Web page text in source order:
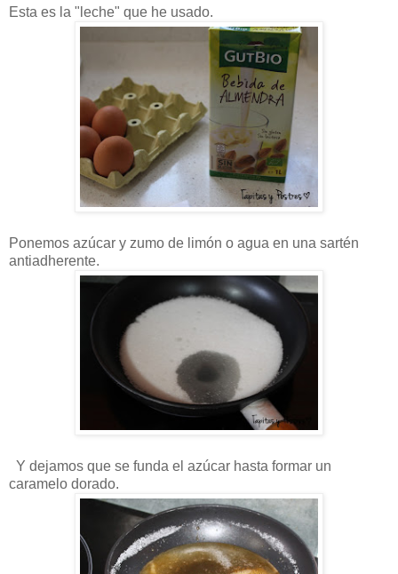
Esta es la "leche" que he usado.
Ponemos azúcar y zumo de limón o agua en una sartén
antiadherente.
Y dejamos que se funda el azúcar hasta formar un
caramelo dorado.